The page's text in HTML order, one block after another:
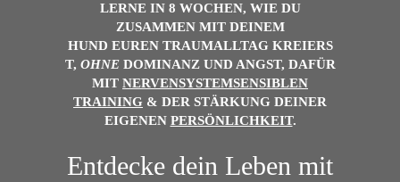
LERNE IN 8 WOCHEN, WIE DU
ZUSAMMEN MIT DEINEM
HUND EUREN TRAUMALLTAG KREIERS
T, OHNEDOMINANZ UND ANGST, DAFÜR
MIT NERVENSYSTEMSENSIBLEN
TRAINING & DER STÄRKUNG DEINER
EIGENEN PERSÖNLICHKEIT.
Entdecke dein Leben mit